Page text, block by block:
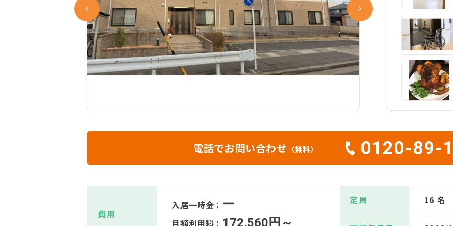
電話でお問い合わせ （無料） 0120-89-
費用
入居一時金： ー
月額利用料： 172,560円～
定員 16 名